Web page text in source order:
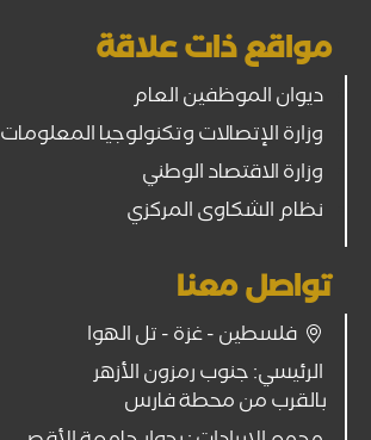
مواقع ذات علاقة
ديوان الموظفين العام
وزارة الإتصالات وتكنولوجيا المعلومات
وزارة الاقتصاد الوطني
نظام الشكاوى المركزي
تواصل معنا
فلسطين - غزة - تل الهوا
الرئيسي: جنوب رمزون الأزهر
بالقرب من محطة فارس